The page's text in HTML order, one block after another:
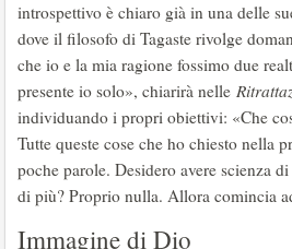
introspettivo è chiaro già in una delle
dove il filosofo di Tagaste rivolge
che io e la mia ragione fossimo due
presente io solo», chiarirà nelle
individuando i propri obiettivi: «Che
Tutte queste cose che ho chiesto nella
poche parole. Desidero avere scienza
di più? Proprio nulla. Allora comincia
Immagine di Dio